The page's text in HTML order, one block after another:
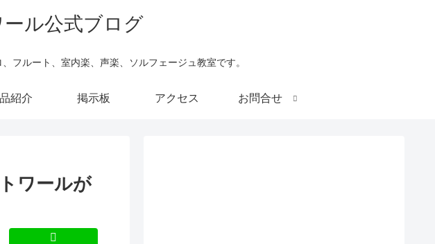
フルート、室内楽、声楽、ソルフェージュ教室です。
紹介 掲示板 アクセス お問合せ
ワールが